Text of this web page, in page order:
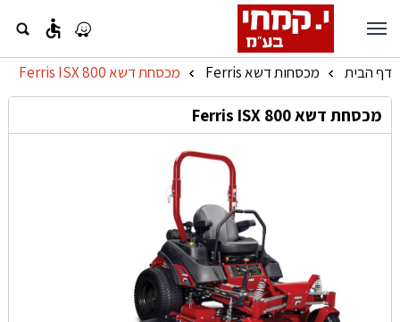
accessible
דף הבית » מכסחות דשא Ferris » מכסחת דשא Ferris ISX 800
מכסחת דשא Ferris ISX 800